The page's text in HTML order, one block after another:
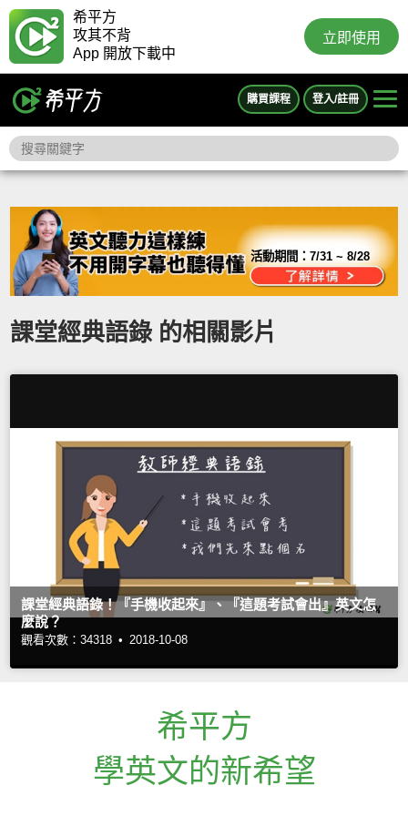
希平方
攻其不背
App 開放下載中
立即使用
購買課程 登入/註冊
活動期間：7/31 ~ 8/28
課堂經典語錄 的相關影片
課堂經典語錄！『手機收起來』、『這題考試會出』英文怎
麼說？
觀看次數：34318 • 2018-10-08
希平方
學英文的新希望